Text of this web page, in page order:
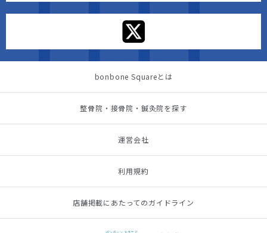
bonbone Squareとは
整骨院・接骨院・鍼灸院を探す
運営会社
利用規約
店舗掲載にあたってのガイドライン